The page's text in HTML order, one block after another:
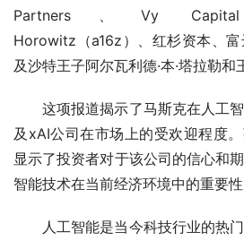
Partners、Vy Capital
Horowitz（a16z）、红杉资本、
及沙特王子阿尔瓦利德·本·塔拉勒和
这项报道揭示了马斯克在人工
及xAI公司在市场上的受欢迎程度
显示了投资者对于该公司的信心和
智能技术在当前经济环境中的重要性
人工智能是当今科技行业的热